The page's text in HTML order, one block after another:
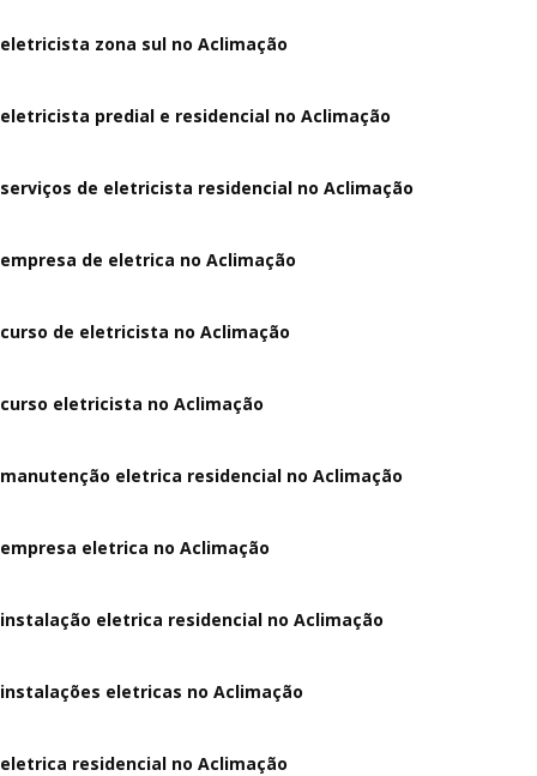
eletricista zona sul no Aclimação
eletricista predial e residencial no Aclimação
serviços de eletricista residencial no Aclimação
empresa de eletrica no Aclimação
curso de eletricista no Aclimação
curso eletricista no Aclimação
manutenção eletrica residencial no Aclimação
empresa eletrica no Aclimação
instalação eletrica residencial no Aclimação
instalações eletricas no Aclimação
eletrica residencial no Aclimação